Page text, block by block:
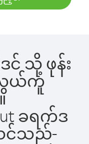
င် သို့ ဖုန်း
လွယ်ကူ
ခရက်ဒ
သင်သည်-